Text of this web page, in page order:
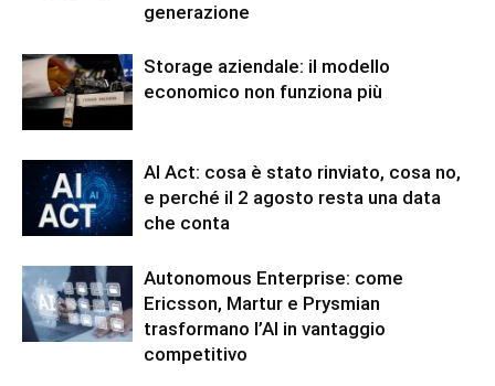
generazione
Storage aziendale: il modello
economico non funziona più
AI Act: cosa è stato rinviato, cosa no,
e perché il 2 agosto resta una data
che conta
Autonomous Enterprise: come
Ericsson, Martur e Prysmian
trasformano l’AI in vantaggio
competitivo